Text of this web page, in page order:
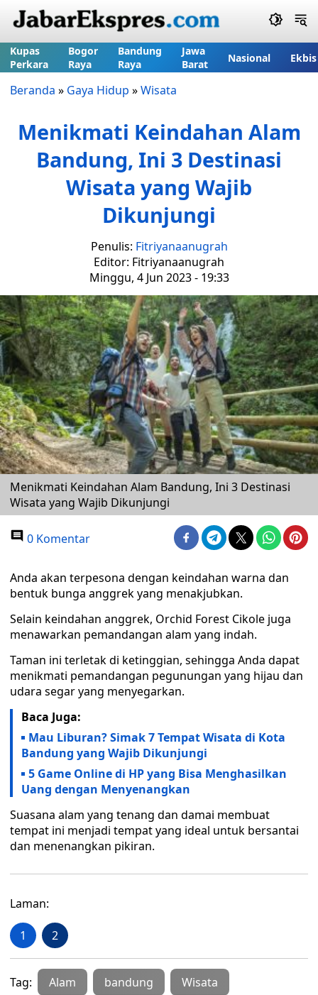
Kupas
Perkara
Bogor
Raya
Bandung
Raya
Jawa
Barat
Nasional Ekbis
Beranda » Gaya Hidup »Wisata
Menikmati Keindahan Alam
Bandung, Ini 3 Destinasi
Wisata yang Wajib
Dikunjungi
Penulis: Fitriyanaanugrah
Editor: Fitriyanaanugrah
Minggu, 4 Jun 2023 - 19:33
Menikmati Keindahan Alam Bandung, Ini 3 Destinasi
Wisata yang Wajib Dikunjungi
0 Komentar
Anda akan terpesona dengan keindahan warna dan
bentuk bunga anggrek yang menakjubkan.
Selain keindahan anggrek, Orchid Forest Cikole juga
menawarkan pemandangan alam yang indah.
Taman ini terletak di ketinggian, sehingga Anda dapat
menikmati pemandangan pegunungan yang hijau dan
udara segar yang menyegarkan.
Baca Juga:
Mau Liburan? Simak 7 Tempat Wisata di Kota
Bandung yang Wajib Dikunjungi
5 Game Online di HP yang Bisa Menghasilkan
Uang dengan Menyenangkan
Suasana alam yang tenang dan damai membuat
tempat ini menjadi tempat yang ideal untuk bersantai
dan menenangkan pikiran.
Laman:
1 2
Tag: Alam bandung Wisata